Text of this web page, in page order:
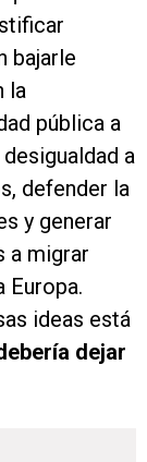
bajarle
la
pública a
a
defender la
y generar
a migrar
Europa.
ideas está
dejar